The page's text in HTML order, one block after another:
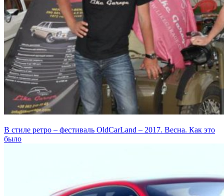
В стиле ретро – фестиваль OldCarLand – 2017. Весна. Как это
было